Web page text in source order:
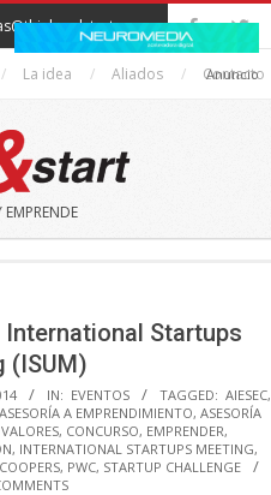
La idea Aliados Contacto
EMPRENDE
Anuncio
Startups
(ISUM)
IN: EVENTOS TAGGED: AIESEC,
ASESORÍA A EMPRENDIMIENTO, ASESORÍA
, CONCURSO, EMPRENDER,
, INTERNATIONAL STARTUPS MEETING,
, PWC, STARTUP CHALLENGE